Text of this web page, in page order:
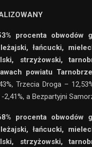
procenta obwodów
łańcucki,
strzyżowski,
powiatu
Trzecia Droga –
a Bezpartyjni
procenta obwodów
łańcucki,
strzyżowski,